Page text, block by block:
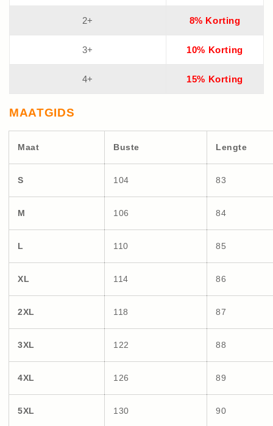
2+ 8% Korting
3+ 10% Korting
4+ 15% Korting
MAATGIDS
Maat Buste Lengte
S 104 83
M 106 84
L 110 85
XL 114 86
2XL 118 87
3XL 122 88
4XL 126 89
5XL 130 90